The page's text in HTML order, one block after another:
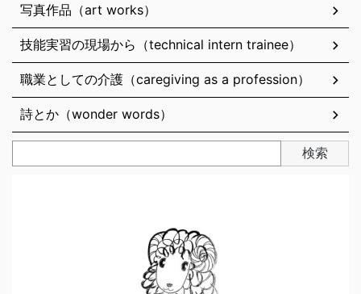
写真作品（art works）
技能実習の現場から（technical intern trainee）
職業としての介護（caregiving as a profession）
詩とか（wonder words）
検索